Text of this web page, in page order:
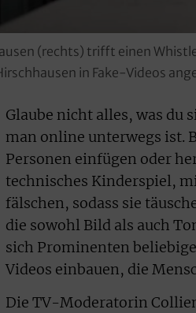
(rechts) trifft einen
in Fake-Videos
Glaube nicht alles, was du
man online unterwegs ist.
Personen einfügen oder
technisches Kinderspiel,
fälschen, sodass sie
die sowohl Bild als auch
sich Prominenten
Videos einbauen, die
Die TV-Moderatorin